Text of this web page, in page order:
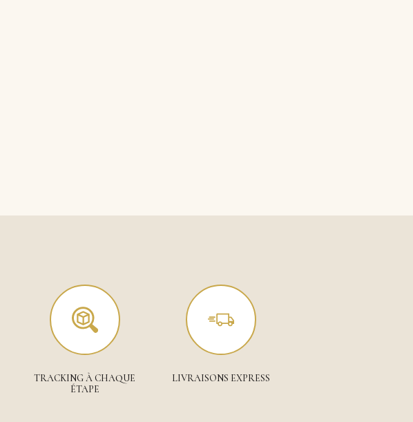
TRACKING À CHAQUE
ÉTAPE
LIVRAISONS EXPRESS